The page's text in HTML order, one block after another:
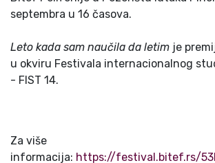
septembra u 16 časova.
Leto kada sam naučila da letim je
u okviru Festivala internacionalnog
- FIST 14.
Za više
informacija: https://festival.bitef.rs/